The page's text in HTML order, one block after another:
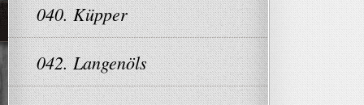
040. Küpper
042. Langenöls